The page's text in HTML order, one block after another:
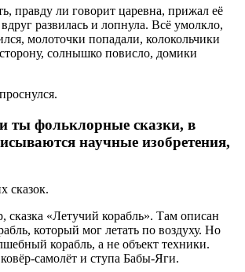
правду ли говорит царевна, прижал её
развилась и лопнула. Всё умолкло,
молоточки попадали, колокольчики
солнышко повисло, домики
ты фольклорные сказки, в
научные изобретения,
сказок.
сказка «Летучий корабль». Там описан
который мог летать по воздуху. Но
корабль, а не объект техники.
самолёт и ступа Бабы-Яги.